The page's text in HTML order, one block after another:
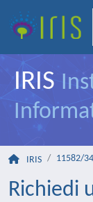
IRIS
IRIS 11582/
Richiedi